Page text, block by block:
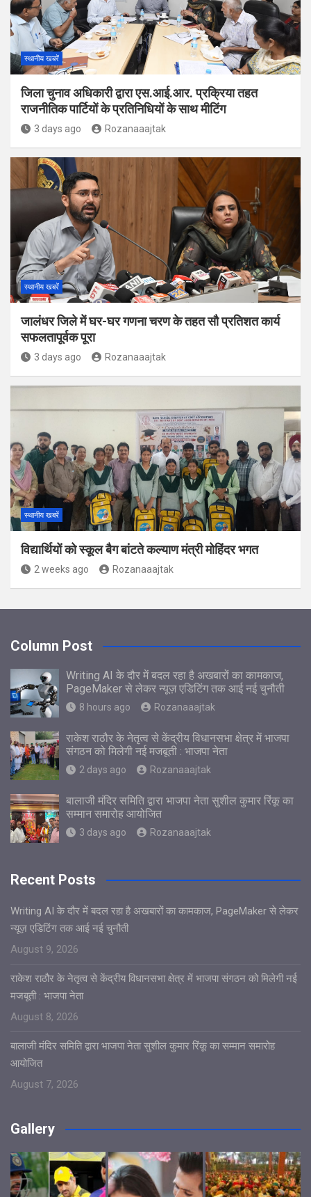
स्थानीय खबरें
जिला चुनाव अधिकारी द्वारा एस.आई.आर. प्रक्रिया तहत
राजनीतिक पार्टियों के प्रतिनिधियों के साथ मीटिंग
3 days ago Rozanaaajtak
स्थानीय खबरें
जालंधर जिले में घर-घर गणना चरण के तहत सौ प्रतिशत कार्य
सफलतापूर्वक पूरा
3 days ago Rozanaaajtak
स्थानीय खबरें
विद्यार्थियों को स्कूल बैग बांटते कल्याण मंत्री मोहिंदर भगत
2 weeks ago Rozanaaajtak
Column Post
Writing AI के दौर में बदल रहा है अखबारों का कामकाज,
PageMaker से लेकर न्यूज़ एडिटिंग तक आई नई चुनौती
8 hours ago Rozanaaajtak
राकेश राठौर के नेतृत्व से केंद्रीय विधानसभा क्षेत्र में भाजपा
संगठन को मिलेगी नई मजबूती : भाजपा नेता
2 days ago Rozanaaajtak
बालाजी मंदिर समिति द्वारा भाजपा नेता सुशील कुमार रिंकू का
सम्मान समारोह आयोजित
3 days ago Rozanaaajtak
Recent Posts
Writing AI के दौर में बदल रहा है अखबारों का कामकाज, PageMaker से लेकर
न्यूज़ एडिटिंग तक आई नई चुनौती
August 9, 2026
राकेश राठौर के नेतृत्व से केंद्रीय विधानसभा क्षेत्र में भाजपा संगठन को मिलेगी नई
मजबूती : भाजपा नेता
August 8, 2026
बालाजी मंदिर समिति द्वारा भाजपा नेता सुशील कुमार रिंकू का सम्मान समारोह
आयोजित
August 7, 2026
Gallery